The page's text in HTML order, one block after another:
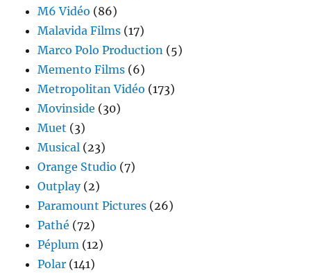
M6 Vidéo (86)
Malavida Films (17)
Marco Polo Production (5)
Memento Films (6)
Metropolitan Vidéo (173)
Movinside (30)
Muet (3)
Musical (23)
Orange Studio (7)
Outplay(2)
Paramount Pictures (26)
Pathé (72)
Péplum (12)
Polar (141)